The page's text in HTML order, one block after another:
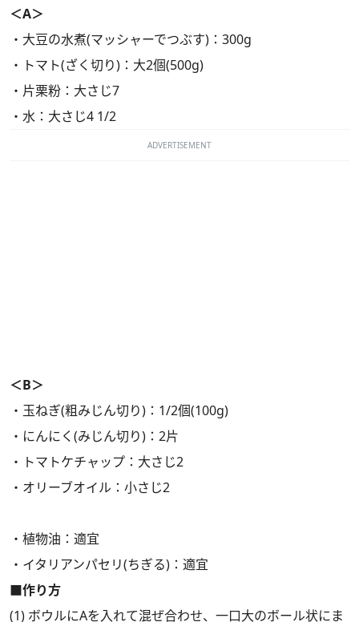
＜A＞
・大豆の水煮(マッシャーでつぶす)：300g
・トマト(ざく切り)：大2個(500g)
・片栗粉：大さじ7
・水：大さじ4 1/2
ADVERTISEMENT
＜B＞
・玉ねぎ(粗みじん切り)：1/2個(100g)
・にんにく(みじん切り)：2片
・トマトケチャップ：大さじ2
・オリーブオイル：小さじ2
・植物油：適宜
・イタリアンパセリ(ちぎる)：適宜
■作り方
(1) ボウルにAを入れて混ぜ合わせ、一口大のボール状にま